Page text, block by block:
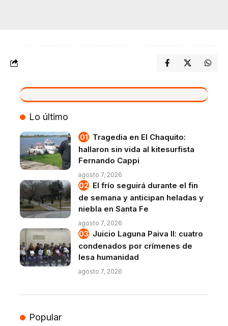
VIVO
Lo último
Tragedia en El Chaquito:
hallaron sin vida al kitesurfista
Fernando Cappi
agosto 7, 2026
El frío seguirá durante el fin
de semana y anticipan heladas y
niebla en Santa Fe
agosto 7, 2026
Juicio Laguna Paiva II: cuatro
condenados por crímenes de
lesa humanidad
agosto 7, 2026
Popular